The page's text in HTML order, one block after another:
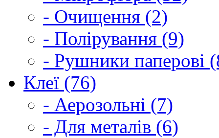
- Очищення (2)
- Полірування (9)
- Рушники паперові
Клеї (76)
- Аерозольні (7)
- Для металів (6)